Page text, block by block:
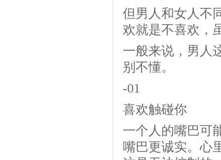
但男人和女人不
欢就是不喜欢，
一般来说，男人
别不懂。
-01
喜欢触碰你
一个人的嘴巴可
嘴巴更诚实。心